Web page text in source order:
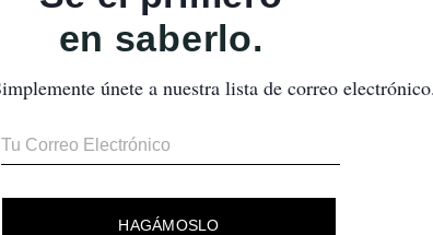
También Te Puede Gustar